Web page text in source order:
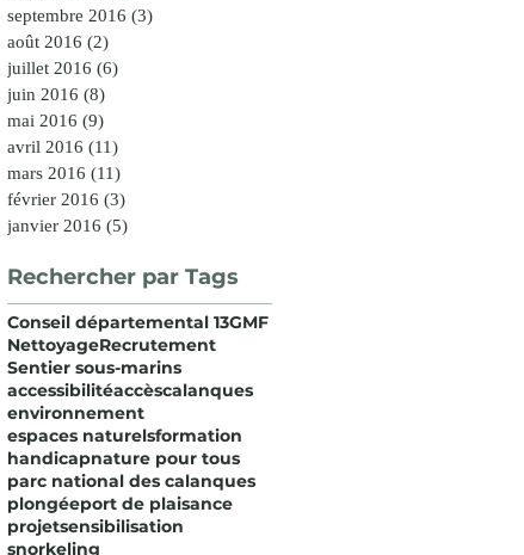
septembre 2016 (3)
août 2016 (2)
juillet 2016 (6)
juin 2016 (8)
mai 2016 (9)
avril 2016 (11)
mars 2016 (11)
février 2016 (3)
janvier 2016 (5)
Rechercher par Tags
Conseil départemental 13GMF
NettoyageRecrutement
Sentier sous-marins
accessibilitéaccèscalanques
environnement
espaces naturelsformation
handicapnature pour tous
parc national des calanques
plongéeport de plaisance
projetsensibilisation
snorkeling